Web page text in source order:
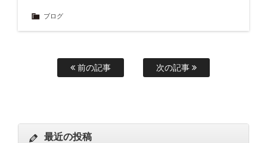
ブログ
前の記事 次の記事
最近の投稿